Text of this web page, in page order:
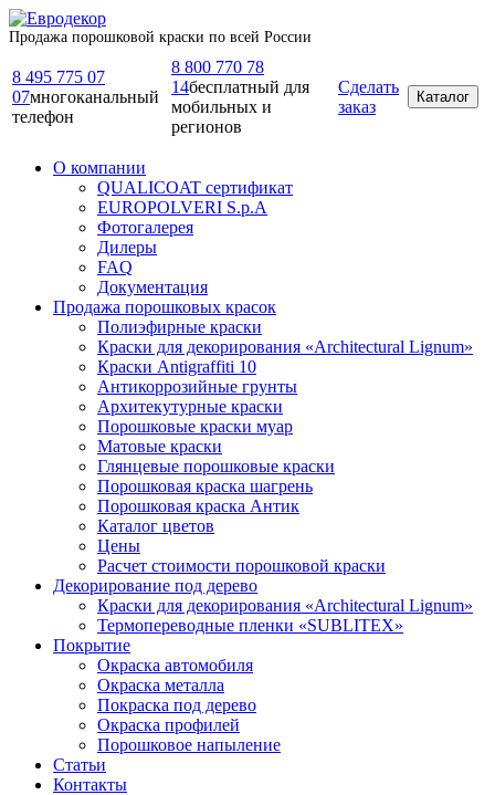
Продажа порошковой краски по всей России
8 495 775 07
07многоканальный
телефон
8 800 770 78
14бесплатный для
мобильных и
регионов
Сделать
заказ
Каталог
О компании
QUALICOAT сертификат
EUROPOLVERI S.p.A
Фотогалерея
Дилеры
FAQ
Документация
Продажа порошковых красок
Полиэфирные краски
Краски для декорирования «Architectural Lignum»
Краски Antigraffiti 10
Антикоррозийные грунты
Архитекутурные краски
Порошковые краски муар
Матовые краски
Глянцевые порошковые краски
Порошковая краска шагрень
Порошковая краска Антик
Каталог цветов
Цены
Расчет стоимости порошковой краски
Декорирование под дерево
Краски для декорирования «Architectural Lignum»
Термопереводные пленки «SUBLITEX»
Покрытие
Окраска автомобиля
Окраска металла
Покраска под дерево
Окраска профилей
Порошковое напыление
Статьи
Контакты